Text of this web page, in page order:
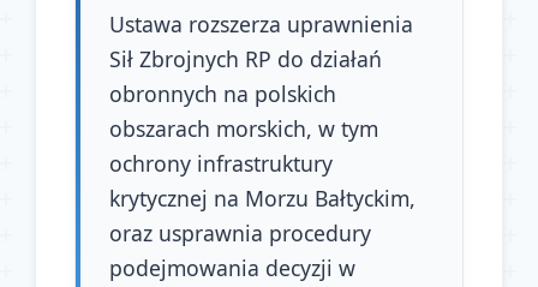
Ustawa rozszerza uprawnienia
Sił Zbrojnych RP do działań
obronnych na polskich
obszarach morskich, w tym
ochrony infrastruktury
krytycznej na Morzu Bałtyckim,
oraz usprawnia procedury
podejmowania decyzji w